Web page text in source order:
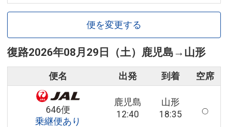
便を変更する
復路2026年08月29日（土） 鹿児島 → 山形
便名 出発 到着 空席
646便
乗継便あり
鹿児島
12:40
山形
18:35